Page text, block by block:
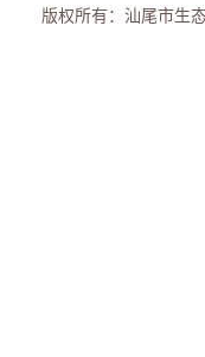
版权所有：汕尾市生